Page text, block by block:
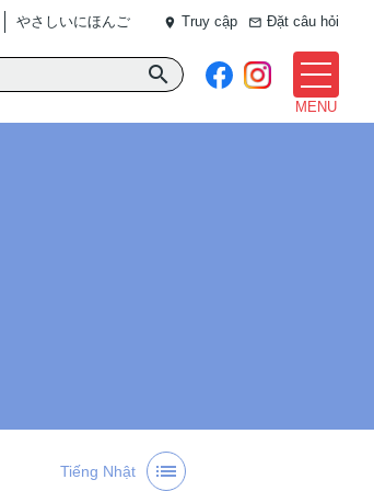
やさしいにほんご place Truy cập mail_outline Đặt câu hỏi
search
MENU
Tiếng Nhật list